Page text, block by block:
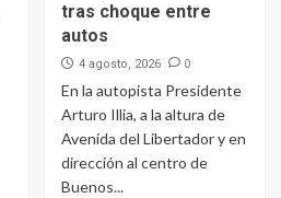
tras choque entre
autos
4 agosto, 2026 0
En la autopista Presidente
Arturo Illia, a la altura de
Avenida del Libertador y en
dirección al centro de
Buenos...